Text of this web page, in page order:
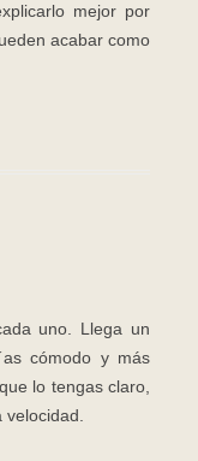
mejor por
acabar como
uno. Llega un
cómodo y más
lo tengas claro,
velocidad.